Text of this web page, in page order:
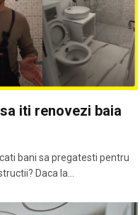
iti renovezi baia
bani sa pregatesti pentru
Daca la…